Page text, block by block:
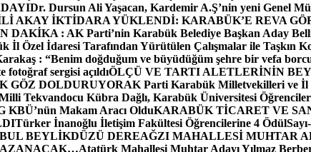
Dr. Dursun Ali Yaşacan, Kardemir A.Ş’nin yeni Genel
AKAY İKTİDARA YÜKLENDİ: KARABÜK’E REVA
DAKİKA : AK Parti’nin Karabük Belediye Başkan Aday
Özel İdaresi Tarafından Yürütülen Çalışmalar ile Taşkın
: “Benim doğduğum ve büyüdüğüm şehre bir vefa
fotoğraf sergisi açıldıÖLÇÜ VE TARTI ALETLERİNİN
GÖZ DOLDURUYORAK Parti Karabük Milletvekilleri ve İl
Tekvandocu Kübra Dağlı, Karabük Üniversitesi
KBÜ’nün Makam Aracı OlduKARABÜK TİCARET VE
Türker İnanoğlu İletişim Fakültesi Öğrencilerine 4 Ödül
BEYLİKDÜZÜ DEREAĞZI MAHALLESİ MUHTAR
Atatürk Mahallesi Muhtar Adayı Yılmaz